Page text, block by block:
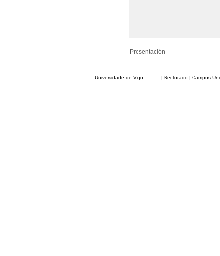
Presentación
Universidade de Vigo | Rectorado | Campus